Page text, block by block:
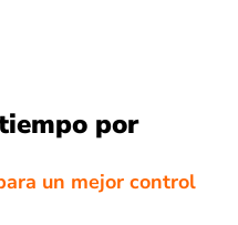
por
un mejor control